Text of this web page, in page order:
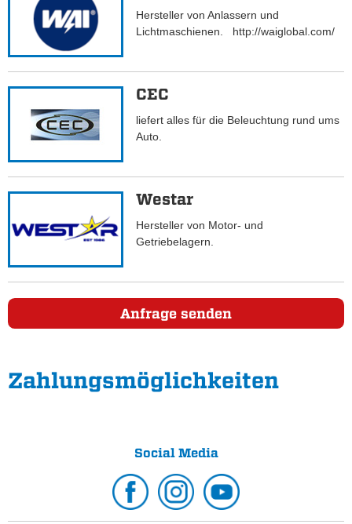
Hersteller von Anlassern und
Lichtmaschienen. http://waiglobal.com/
CEC
liefert alles für die Beleuchtung rund ums
Auto.
Westar
Hersteller von Motor- und
Getriebelagern.
Anfrage senden
Zahlungs­möglichkeiten
Social Media